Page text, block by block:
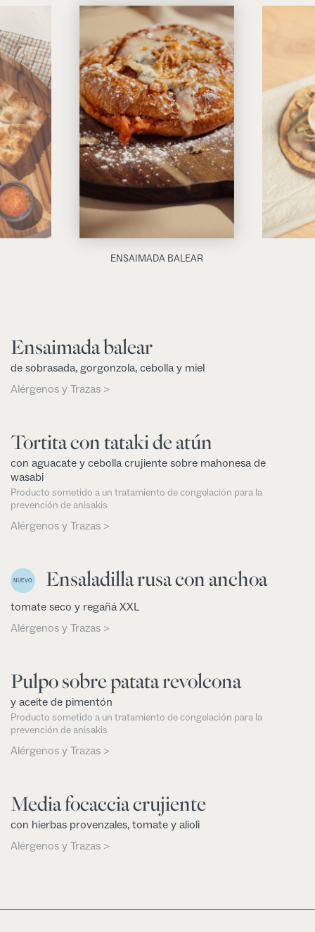
ENSAIMADA BALEAR
Ensaimada balear
de sobrasada, gorgonzola, cebolla y miel
Alérgenos y Trazas >
Tortita con tataki de atún
con aguacate y cebolla crujiente sobre mahonesa de
wasabi
Producto sometido a un tratamiento de congelación para la
prevención de anisakis
Alérgenos y Trazas >
NUEVO Ensaladilla rusa con anchoa
tomate seco y regañá XXL
Alérgenos y Trazas >
Pulpo sobre patata revolcona
y aceite de pimentón
Producto sometido a un tratamiento de congelación para la
prevención de anisakis
Alérgenos y Trazas >
Media focaccia crujiente
con hierbas provenzales, tomate y alioli
Alérgenos y Trazas >